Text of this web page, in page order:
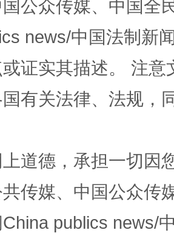
公众传媒、中国全
news/中国法制新
证实其描述。 注
有关法律、法规，
道德，承担一切因
传媒、中国公众传
publics news/